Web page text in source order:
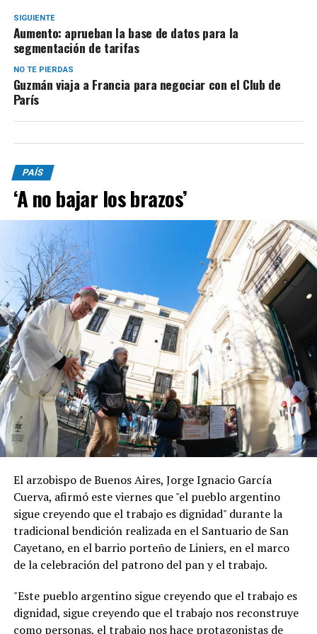
SIGUIENTE
Aumento: aprueban la base de datos para la
segmentación de tarifas
NO TE PIERDAS
Guzmán viaja a Francia para negociar con el Club de
París
PAÍS
‘A no bajar los brazos’
El arzobispo de Buenos Aires, Jorge Ignacio García
Cuerva, afirmó este viernes que "el pueblo argentino
sigue creyendo que el trabajo es dignidad" durante la
tradicional bendición realizada en el Santuario de San
Cayetano, en el barrio porteño de Liniers, en el marco
de la celebración del patrono del pan y el trabajo.
"Este pueblo argentino sigue creyendo que el trabajo es
dignidad, sigue creyendo que el trabajo nos reconstruye
como personas, el trabajo nos hace protagonistas de